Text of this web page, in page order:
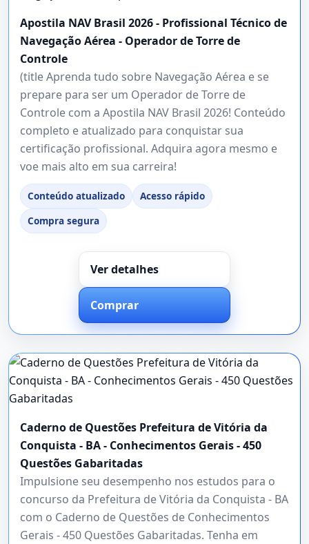
Apostila NAV Brasil 2026 - Profissional Técnico de
Navegação Aérea - Operador de Torre de
Controle
(title Aprenda tudo sobre Navegação Aérea e se
prepare para ser um Operador de Torre de
Controle com a Apostila NAV Brasil 2026! Conteúdo
completo e atualizado para conquistar sua
certificação profissional. Adquira agora mesmo e
voe mais alto em sua carreira!
Conteúdo atualizado
Acesso rápido
Compra segura
Ver detalhes
Comprar
Caderno de Questões Prefeitura de Vitória da
Conquista - BA - Conhecimentos Gerais - 450
Questões Gabaritadas
Impulsione seu desempenho nos estudos para o
concurso da Prefeitura de Vitória da Conquista - BA
com o Caderno de Questões de Conhecimentos
Gerais - 450 Questões Gabaritadas. Tenha em